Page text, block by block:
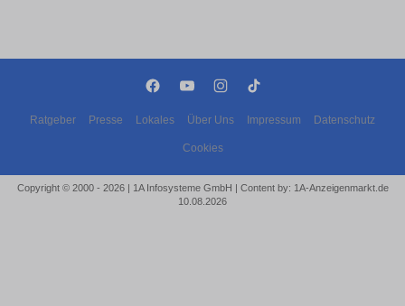
Ratgeber Presse Lokales Über Uns Impressum Datenschutz
Cookies
Copyright © 2000 - 2026 | 1A Infosysteme GmbH | Content by: 1A-Anzeigenmarkt.de
10.08.2026